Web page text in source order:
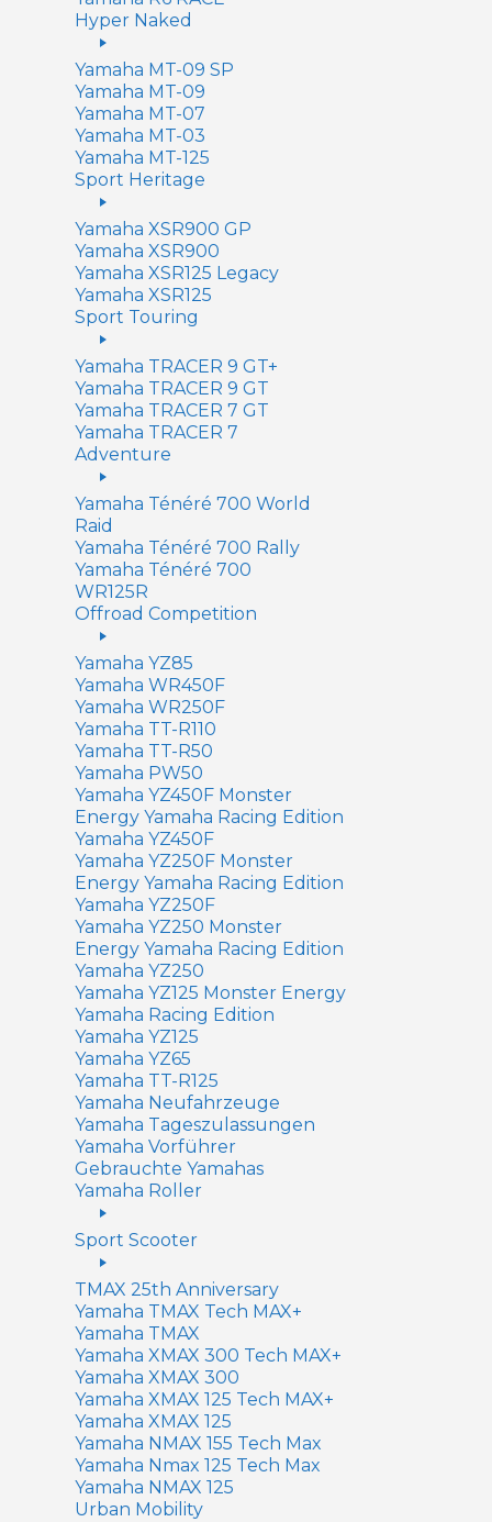
Hyper Naked
Yamaha MT-09 SP
Yamaha MT-09
Yamaha MT-07
Yamaha MT-03
Yamaha MT-125
Sport Heritage
Yamaha XSR900 GP
Yamaha XSR900
Yamaha XSR125 Legacy
Yamaha XSR125
Sport Touring
Yamaha TRACER 9 GT+
Yamaha TRACER 9 GT
Yamaha TRACER 7 GT
Yamaha TRACER 7
Adventure
Yamaha Ténéré 700 World
Raid
Yamaha Ténéré 700 Rally
Yamaha Ténéré 700
WR125R
Offroad Competition
Yamaha YZ85
Yamaha WR450F
Yamaha WR250F
Yamaha TT-R110
Yamaha TT-R50
Yamaha PW50
Yamaha YZ450F Monster
Energy Yamaha Racing Edition
Yamaha YZ450F
Yamaha YZ250F Monster
Energy Yamaha Racing Edition
Yamaha YZ250F
Yamaha YZ250 Monster
Energy Yamaha Racing Edition
Yamaha YZ250
Yamaha YZ125 Monster Energy
Yamaha Racing Edition
Yamaha YZ125
Yamaha YZ65
Yamaha TT-R125
Yamaha Neufahrzeuge
Yamaha Tageszulassungen
Yamaha Vorführer
Gebrauchte Yamahas
Yamaha Roller
Sport Scooter
TMAX 25th Anniversary
Yamaha TMAX Tech MAX+
Yamaha TMAX
Yamaha XMAX 300 Tech MAX+
Yamaha XMAX 300
Yamaha XMAX 125 Tech MAX+
Yamaha XMAX 125
Yamaha NMAX 155 Tech Max
Yamaha Nmax 125 Tech Max
Yamaha NMAX 125
Urban Mobility